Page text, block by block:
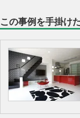
この事例を手掛け